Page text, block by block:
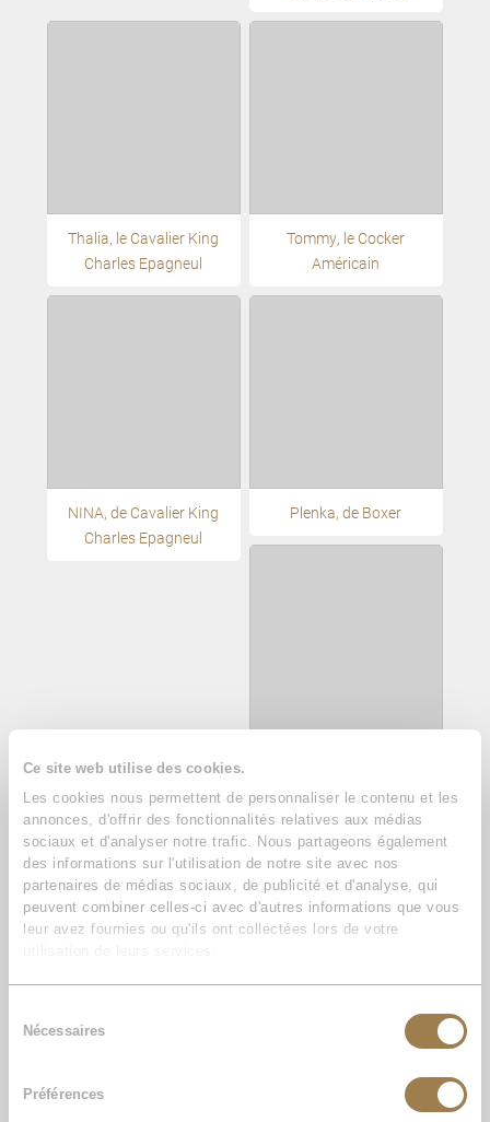
Ce site web utilise des cookies.
Les cookies nous permettent de personnaliser le contenu et les
annonces, d'offrir des fonctionnalités relatives aux médias
sociaux et d'analyser notre trafic. Nous partageons également
des informations sur l'utilisation de notre site avec nos
partenaires de médias sociaux, de publicité et d'analyse, qui
peuvent combiner celles-ci avec d'autres informations que vous
leur avez fournies ou qu'ils ont collectées lors de votre
Nécessaires
Préférences
Thalia, le Cavalier King
Charles Epagneul
Tommy, le Cocker
Américain
NINA, de Cavalier King
Charles Epagneul
Plenka, de Boxer
Chihuahua
Marley, de Carlin
Pablo, le Spitz/Spitz